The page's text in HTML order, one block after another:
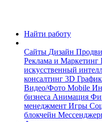
Найти работу
Сайты Дизайн
Реклама и Маркетинг
искусственный
консалтинг 3D
Видео/Фото Mobile
бизнеса Анимация
менеджмент Игры
блокчейн